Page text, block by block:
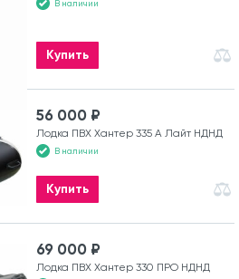
В наличии
Купить
56 000 ₽
Лодка ПВХ Хантер 335 А Лайт НДНД
В наличии
Купить
69 000 ₽
Лодка ПВХ Хантер 330 ПРО НДНД